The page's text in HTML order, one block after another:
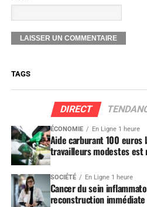
TAGS
DIRECT
ÉCONOMIE En Ligne 1 heure
Aide carburant 100
travailleurs modestes est
SOCIÉTÉ En Ligne 1 heure
Cancer du sein
reconstruction immédiate